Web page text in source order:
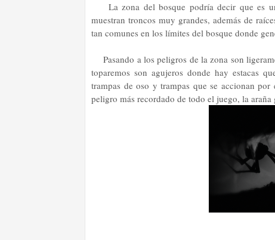
La zona del bosque podría decir que es
muestran troncos muy grandes, además de
tan comunes en los límites del bosque donde
Pasando a los peligros de la zona son
toparemos son agujeros donde hay estacas
trampas de oso y trampas que se accionan
peligro más recordado de todo el juego, la araña